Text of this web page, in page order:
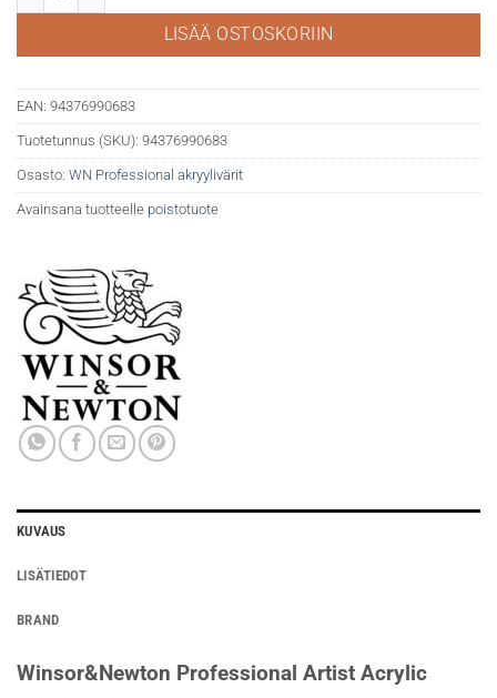
LISÄÄ OSTOSKORIIN
EAN: 94376990683
Tuotetunnus (SKU): 94376990683
Osasto: WN Professional akryylivärit
Avainsana tuotteelle poistotuote
KUVAUS
LISÄTIEDOT
BRAND
Winsor&Newton Professional Artist Acrylic